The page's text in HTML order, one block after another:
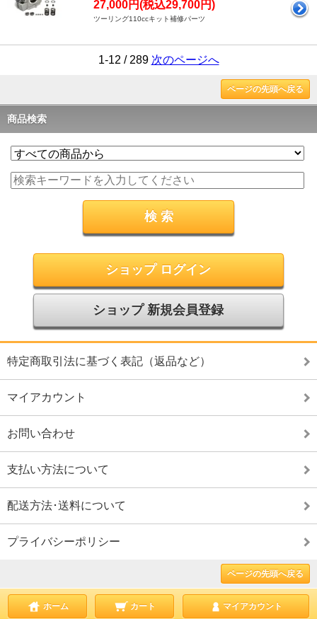
27,000円(税込29,700円)
ツーリング110ccキット補修パーツ
1-12 / 289 次のページへ
ページの先頭へ戻る
商品検索
ショップ ログイン
ショップ 新規会員登録
特定商取引法に基づく表記（返品など）
マイアカウント
お問い合わせ
支払い方法について
配送方法･送料について
プライバシーポリシー
ページの先頭へ戻る
ホーム カート マイアカウント